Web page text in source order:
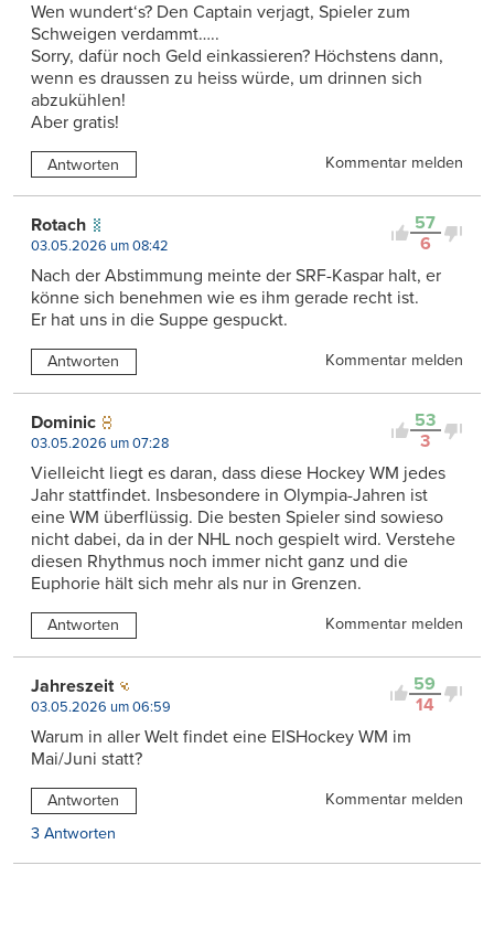
Wen wundert‘s? Den Captain verjagt, Spieler zum
Schweigen verdammt…..
Sorry, dafür noch Geld einkassieren? Höchstens dann,
wenn es draussen zu heiss würde, um drinnen sich
abzukühlen!
Aber gratis!
Antworten Kommentar melden
57
6
Rotach
03.05.2026 um 08:42
Nach der Abstimmung meinte der SRF-Kaspar halt, er
könne sich benehmen wie es ihm gerade recht ist.
Er hat uns in die Suppe gespuckt.
Antworten Kommentar melden
53
3
Dominic
03.05.2026 um 07:28
Vielleicht liegt es daran, dass diese Hockey WM jedes
Jahr stattfindet. Insbesondere in Olympia-Jahren ist
eine WM überflüssig. Die besten Spieler sind sowieso
nicht dabei, da in der NHL noch gespielt wird. Verstehe
diesen Rhythmus noch immer nicht ganz und die
Euphorie hält sich mehr als nur in Grenzen.
Antworten Kommentar melden
59
14
Jahreszeit
03.05.2026 um 06:59
Warum in aller Welt findet eine EISHockey WM im
Mai/Juni statt?
Antworten
Kommentar melden
3 Antworten